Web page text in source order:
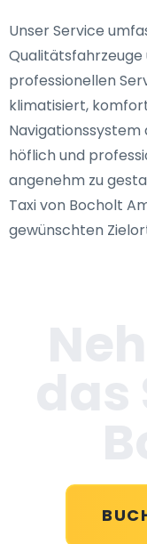
Unser Service
professionellen
klimatisiert,
höflich und
angenehm zu
Taxi von Bocholt
gewünschten